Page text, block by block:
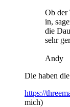
Ob der
in,
die
sehr
Andy
Die haben
https://
mich)